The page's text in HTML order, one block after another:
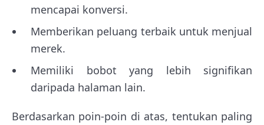
mencapai konversi.
Memberikan peluang terbaik untuk menjual
merek.
Memiliki bobot yang lebih signifikan
daripada halaman lain.
Berdasarkan poin-poin di atas, tentukan paling